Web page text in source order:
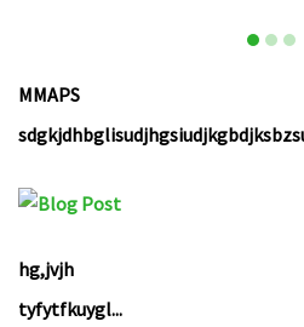
MMAPS
hg,jvjh
tyfytfkuygl...